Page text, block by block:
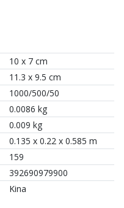
10 x 7 cm
11.3 x 9.5 cm
1000/500/50
0.0086 kg
0.009 kg
0.135 x 0.22 x 0.585 m
159
392690979900
Kina